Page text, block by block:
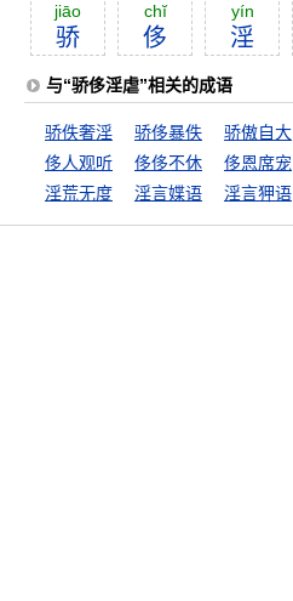
jiāo
骄
chĭ
侈
yín
淫
与“骄侈淫虐”相关的成语
骄佚奢淫 骄侈暴佚 骄傲自大
侈人观听
侈侈不休 侈恩席宠
淫荒无度
淫言媟语 淫言狎语